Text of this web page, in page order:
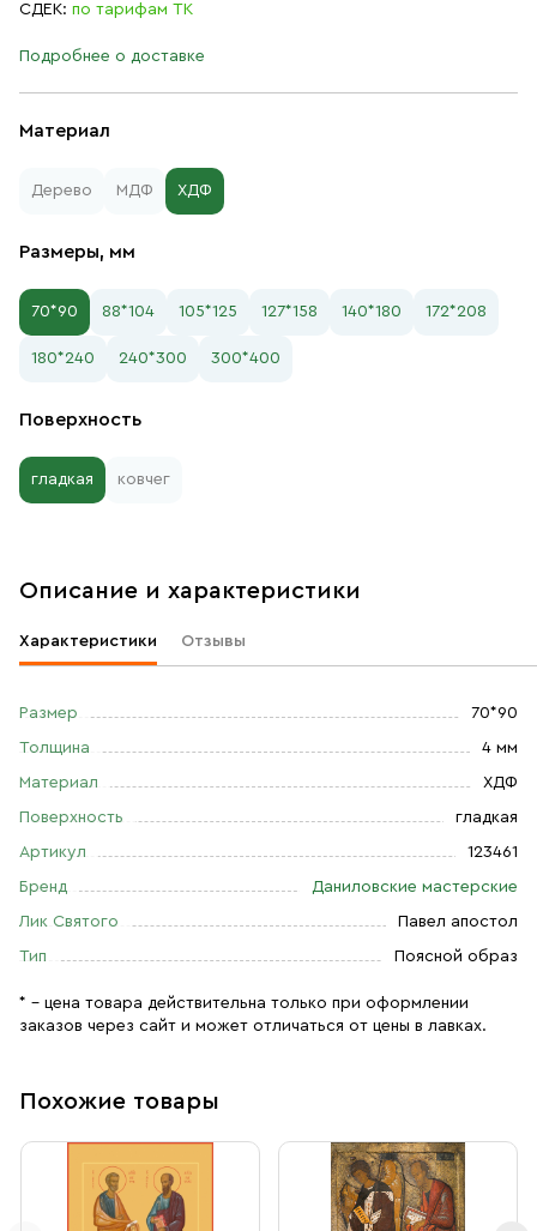
Материал
Дерево МДФ ХДФ
Размеры, мм
70*90 88*104 105*125 127*158 140*180 172*208
180*240 240*300 300*400
Поверхность
гладкая ковчег
СДЕК: по тарифам ТК
Подробнее о доставке
Описание и характеристики
Характеристики Отзывы
Размер 70*90
Толщина 4 мм
Материал ХДФ
Поверхность гладкая
Артикул 123461
Бренд Даниловские мастерские
Лик Святого Павел апостол
Тип Поясной образ
* – цена товара действительна только при оформлении
заказов через сайт и может отличаться от цены в лавках.
Похожие товары